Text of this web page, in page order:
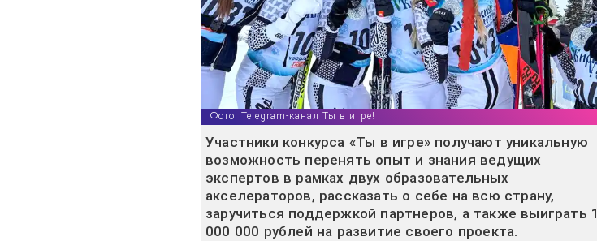
Фото: Telegram-канал Ты в игре!
Участники конкурса «Ты в игре» получают уникальную
возможность перенять опыт и знания ведущих
экспертов в рамках двух образовательных
акселераторов, рассказать о себе на всю страну,
заручиться поддержкой партнеров, а также выиграть 1
000 000 рублей на развитие своего проекта.